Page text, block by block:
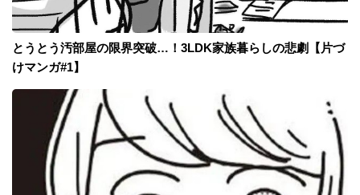
とうとう汚部屋の限界突破…！3LDK家族暮らしの悲劇【片づ
けマンガ#1】